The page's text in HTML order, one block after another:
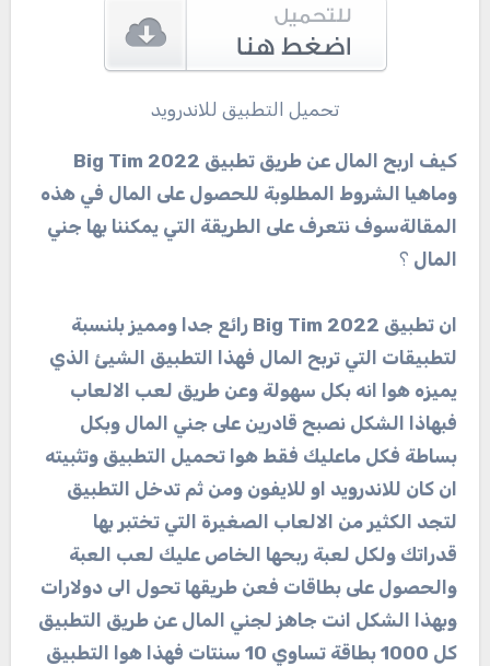
تحميل التطبيق للاندرويد
كيف اربح المال عن طريق تطبيق Big Tim 2022
وماهيا الشروط المطلوبة للحصول على المال في هذه
المقالةسوف نتعرف على الطريقة التي يمكننا بها جني
المال ؟
ان تطبيق Big Tim 2022 رائع جدا ومميز بلنسبة
لتطبيقات التي تربح المال فهذا التطبيق الشيئ الذي
يميزه هوا انه بكل سهولة وعن طريق لعب الالعاب
فبهاذا الشكل نصبح قادرين على جني المال وبكل
بساطة فكل ماعليك فقط هوا تحميل التطبيق وتثبيته
ان كان للاندرويد او للايفون ومن ثم تدخل التطبيق
لتجد الكثير من الالعاب الصغيرة التي تختبر بها
قدراتك ولكل لعبة ربحها الخاص عليك لعب العبة
والحصول على بطاقات فعن طريقها تحول الى دولارات
وبهذا الشكل انت جاهز لجني المال عن طريق التطبيق
كل 1000 بطاقة تساوي 10 سنتات فهذا هوا التطبيق